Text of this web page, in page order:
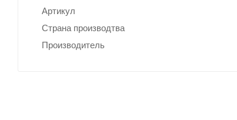
Артикул
Страна производтва
Производитель